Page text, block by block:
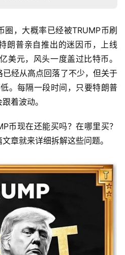
圈，大概率已经被TRUMP币刷
朗普亲自推出的迷因币，上线
美元，风头一度盖过比特币。
经从高点回落了不少，但关于
。每隔一段时间，只要特朗普
着波动。
币现在还能买吗？在哪里买？
章就来详细拆解这些问题。